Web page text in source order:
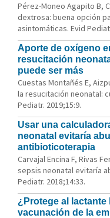
Pérez-Moneo Agapito B,
dextrosa: buena opción
asintomáticas. Evid
Aporte de oxígeno
resucitación
puede ser más
Cuestas Montañés E,
la resucitación neonatal:
Pediatr. 2019;15:9.
Usar una
neonatal evitaría
antibioticoterapia
Carvajal Encina F, Rivas
sepsis neonatal evitaría
Pediatr. 2018;14:33.
¿Protege al lactante
vacunación de la